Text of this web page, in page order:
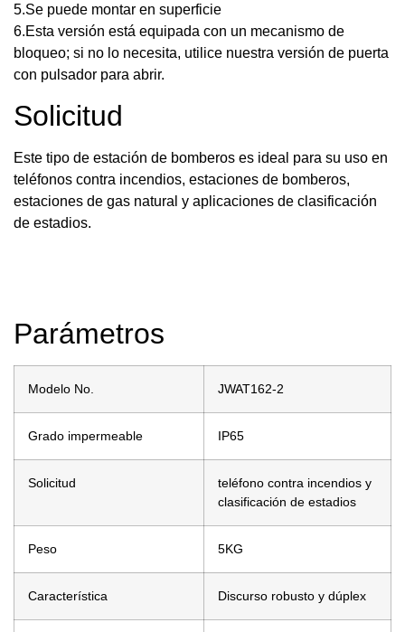
5.Se puede montar en superficie
6.Esta versión está equipada con un mecanismo de
bloqueo; si no lo necesita, utilice nuestra versión de puerta
con pulsador para abrir.
Solicitud
Este tipo de estación de bomberos es ideal para su uso en
teléfonos contra incendios, estaciones de bomberos,
estaciones de gas natural y aplicaciones de clasificación
de estadios.
Parámetros
Modelo No. JWAT162-2
Grado impermeable IP65
Solicitud
teléfono contra incendios y
clasificación de estadios
Peso 5KG
Característica Discurso robusto y dúplex